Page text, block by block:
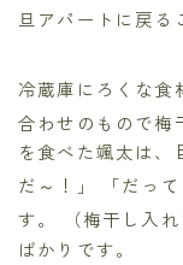
旦アパートに戻る
冷蔵庫にろくな食
合わせのもので梅
を食べた颯太は、
だ～！」
「だっ
す。 （梅干し入
ばかりです。